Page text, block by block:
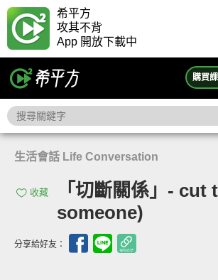
希平方
攻其不背
App 開放下載中
購買
生活會話 Life Conversation
收藏
「切斷關係」-
someone)
分享給好友：